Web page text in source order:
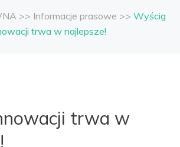
>> Informacje prasowe >> Wyścig
trwa w najlepsze!
trwa w